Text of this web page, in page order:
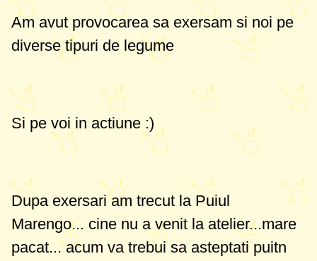
Am avut provocarea sa exersam si noi pe
diverse tipuri de legume
Si pe voi in actiune :)
Dupa exersari am trecut la Puiul
Marengo... cine nu a venit la atelier...mare
pacat... acum va trebui sa asteptati puitn